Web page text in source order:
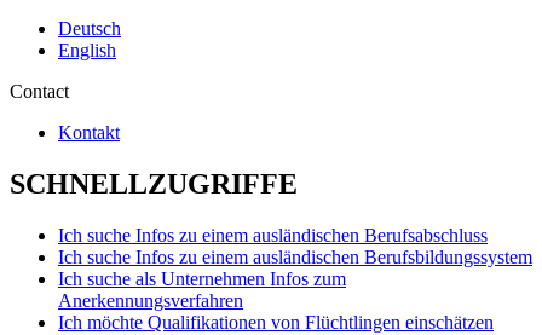
Deutsch
English
Contact
Kontakt
SCHNELLZUGRIFFE
Ich suche Infos zu einem ausländischen Berufsabschluss
Ich suche Infos zu einem ausländischen Berufsbildungssystem
Ich suche als Unternehmen Infos zum
Anerkennungsverfahren
Ich möchte Qualifikationen von Flüchtlingen einschätzen